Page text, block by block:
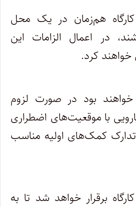
هم‌زمان در یک محل
در اعمال الزامات این
خواهند کرد.
خواهند بود در صورت لزوم
با موقعیت‌‌های اضطراری
کمک‌های اولیه مناسب
برقرار خواهد شد تا به